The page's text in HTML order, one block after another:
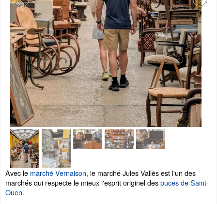
Avec le marché Vernaison, le marché Jules Vallès est l'un des
marchés qui respecte le mieux l'esprit originel despuces de Saint-
Ouen.